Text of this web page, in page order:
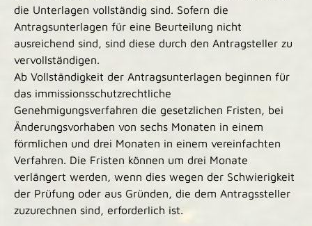
die Unterlagen vollständig sind. Sofern die
Antragsunterlagen für eine Beurteilung nicht
ausreichend sind, sind diese durch den Antragsteller zu
vervollständigen.
Ab Vollständigkeit der Antragsunterlagen beginnen für
das immissionsschutzrechtliche
Genehmigungsverfahren die gesetzlichen Fristen, bei
Änderungsvorhaben von sechs Monaten in einem
förmlichen und drei Monaten in einem vereinfachten
Verfahren. Die Fristen können um drei Monate
verlängert werden, wenn dies wegen der Schwierigkeit
der Prüfung oder aus Gründen, die dem Antragssteller
zuzurechnen sind, erforderlich ist.